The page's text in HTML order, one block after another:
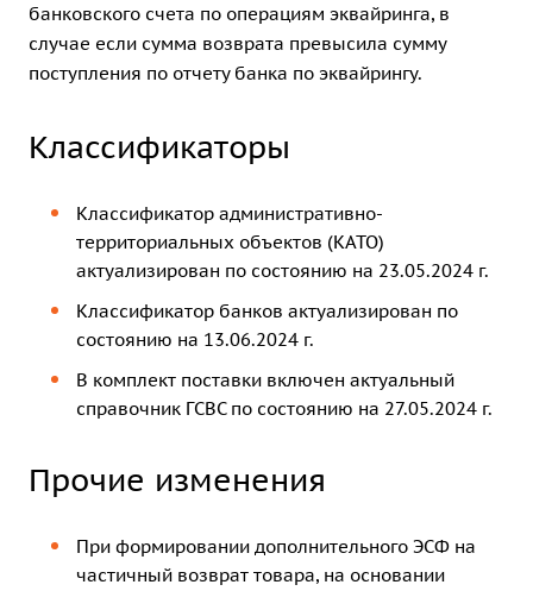
банковского счета по операциям эквайринга, в
случае если сумма возврата превысила сумму
поступления по отчету банка по эквайрингу.
Классификаторы
Классификатор административно-
территориальных объектов (КАТО)
актуализирован по состоянию на 23.05.2024 г.
Классификатор банков актуализирован по
состоянию на 13.06.2024 г.
В комплект поставки включен актуальный
справочник ГСВС по состоянию на 27.05.2024 г.
Прочие изменения
При формировании дополнительного ЭСФ на
частичный возврат товара, на основании